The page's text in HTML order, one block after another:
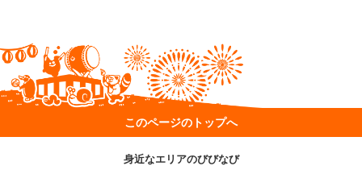
このページのトップへ
身近なエリアのびびなび